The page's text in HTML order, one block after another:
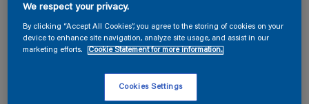
Kun tilgængelig i butikken
We respect your privacy.
By clicking “Accept All Cookies”, you agree to the storing of cookies on your
device to enhance site navigation, analyze site usage, and assist in our
marketing efforts.
Cookie Statement for more information.
Cookies Settings